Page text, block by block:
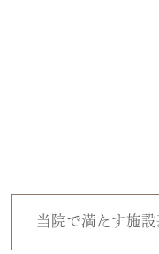
当院で満たす施